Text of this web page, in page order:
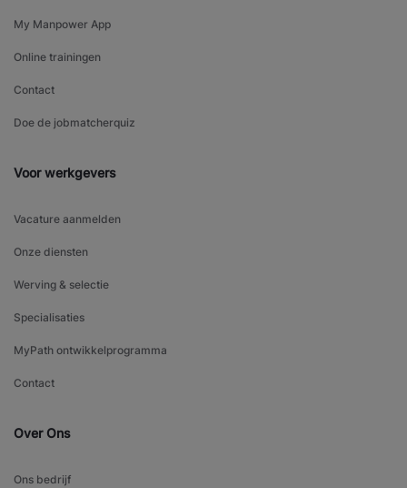
My Manpower App
Online trainingen
Contact
Doe de jobmatcherquiz
Voor werkgevers
Vacature aanmelden
Onze diensten
Werving & selectie
Specialisaties
MyPath ontwikkelprogramma
Contact
Over Ons
Ons bedrijf